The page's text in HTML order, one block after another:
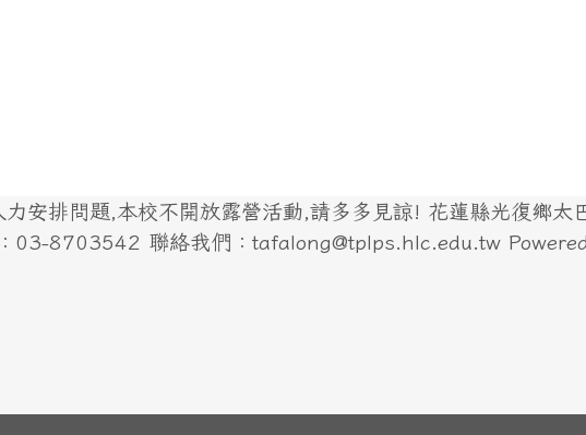
力安排問題,本校不開放露營活動,請多多見諒! 花蓮縣光復鄉
03-8703542 聯絡我們：tafalong@tplps.hlc.edu.tw